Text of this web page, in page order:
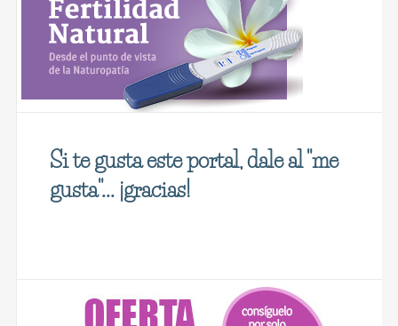
Si te gusta este portal, dale al "me
gusta"... ¡gracias!